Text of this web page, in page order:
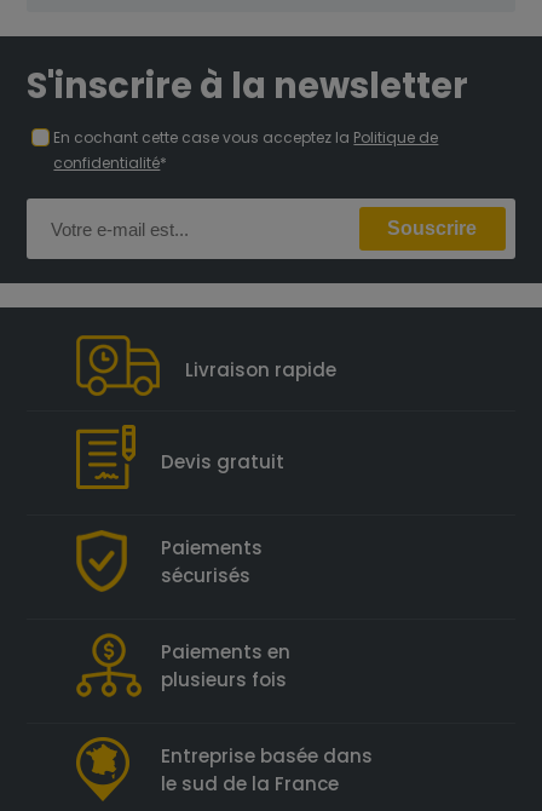
S'inscrire à la newsletter
En cochant cette case vous acceptez la Politique de
confidentialité*
Livraison rapide
Devis gratuit
Paiements
sécurisés
Paiements en
plusieurs fois
Entreprise basée dans
le sud de la France